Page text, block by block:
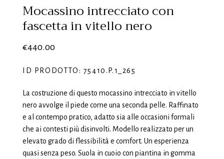
Mocassino intrecciato con
fascetta in vitello nero
€440.00
ID PRODOTTO: 75410.P.1_265
La costruzione di questo mocassino intrecciato in vitello
nero avvolge il piede come una seconda pelle. Raffinato
e al contempo pratico, adatto sia alle occasioni formali
che ai contesti più disinvolti. Modello realizzato per un
elevato grado di flessibilità e comfort. Un esperienza
quasi senza peso. Suola in cuoio con piantina in gomma